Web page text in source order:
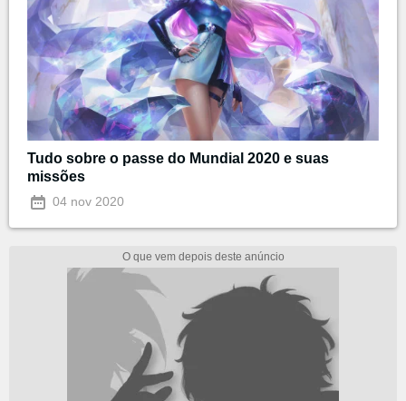
Tudo sobre o passe do Mundial 2020 e suas
missões
04 nov 2020